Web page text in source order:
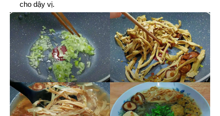
cho dậy vị.